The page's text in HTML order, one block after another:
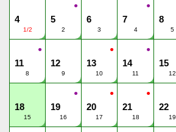
4
1/2
●
5
2
6
3
●
7
4
8
5
●
11
8
12
9
●
13
10
●
14
11
15
12
18
15
●
19
16
●
20
17
●
21
18
22
19